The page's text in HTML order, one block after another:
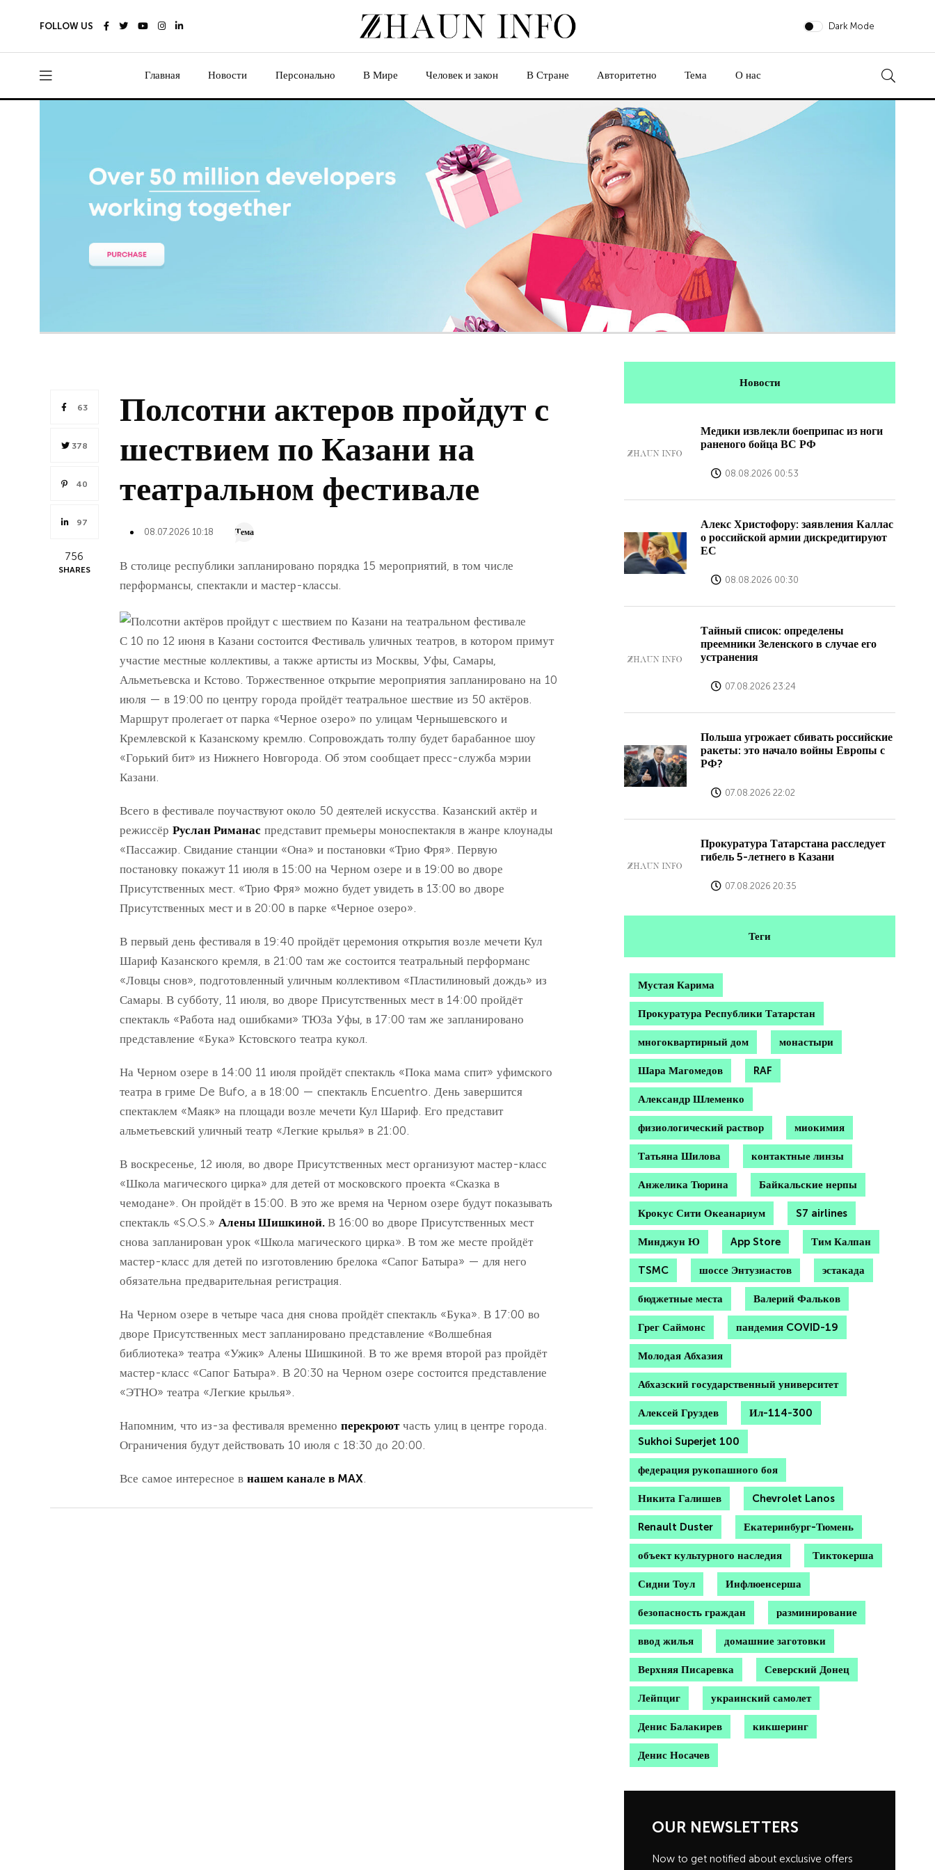
FOLLOW US Dark Mode
Главная Новости Персонально В Мире Человек и закон В Стране Авторитетно Тема О нас
63
378
40
97
756
SHARES
Полсотни актеров пройдут с
шествием по Казани на
театральном фестивале
08.07.2026 10:18 Тема
В столице республики запланировано порядка 15 мероприятий, в том числе
перформансы, спектакли и мастер-классы.
С 10 по 12 июня в Казани состоится Фестиваль уличных театров, в котором примут
участие местные коллективы, а также артисты из Москвы, Уфы, Самары,
Альметьевска и Кстово. Торжественное открытие мероприятия запланировано на 10
июля — в 19:00 по центру города пройдёт театральное шествие из 50 актёров.
Маршрут пролегает от парка «Черное озеро» по улицам Чернышевского и
Кремлевской к Казанскому кремлю. Сопровождать толпу будет барабанное шоу
«Горький бит» из Нижнего Новгорода. Об этом сообщает пресс-служба мэрии
Казани.
Всего в фестивале поучаствуют около 50 деятелей искусства. Казанский актёр и
режиссёр Руслан Риманас представит премьеры моноспектакля в жанре клоунады
«Пассажир. Свидание станции «Она» и постановки «Трио Фря». Первую
постановку покажут 11 июля в 15:00 на Черном озере и в 19:00 во дворе
Присутственных мест. «Трио Фря» можно будет увидеть в 13:00 во дворе
Присутственных мест и в 20:00 в парке «Черное озеро».
В первый день фестиваля в 19:40 пройдёт церемония открытия возле мечети Кул
Шариф Казанского кремля, в 21:00 там же состоится театральный перформанс
«Ловцы снов», подготовленный уличным коллективом «Пластилиновый дождь» из
Самары. В субботу, 11 июля, во дворе Присутственных мест в 14:00 пройдёт
спектакль «Работа над ошибками» ТЮЗа Уфы, в 17:00 там же запланировано
представление «Бука» Кстовского театра кукол.
На Черном озере в 14:00 11 июля пройдёт спектакль «Пока мама спит» уфимского
театра в гриме De Bufo, а в 18:00 — спектакль Encuentro. День завершится
спектаклем «Маяк» на площади возле мечети Кул Шариф. Его представит
альметьевский уличный театр «Легкие крылья» в 21:00.
В воскресенье, 12 июля, во дворе Присутственных мест организуют мастер-класс
«Школа магического цирка» для детей от московского проекта «Сказка в
чемодане». Он пройдёт в 15:00. В это же время на Черном озере будут показывать
спектакль «S.O.S.» Алены Шишкиной. В 16:00 во дворе Присутственных мест
снова запланирован урок «Школа магического цирка». В том же месте пройдёт
мастер-класс для детей по изготовлению брелока «Сапог Батыра» — для него
обязательна предварительная регистрация.
На Черном озере в четыре часа дня снова пройдёт спектакль «Бука». В 17:00 во
дворе Присутственных мест запланировано представление «Волшебная
библиотека» театра «Ужик» Алены Шишкиной. В то же время второй раз пройдёт
мастер-класс «Сапог Батыра». В 20:30 на Черном озере состоится представление
«ЭТНО» театра «Легкие крылья».
Напомним, что из-за фестиваля временно перекроютчасть улиц в центре города.
Ограничения будут действовать 10 июля с 18:30 до 20:00.
Все самое интересное в нашем канале в MAX.
Новости
Медики извлекли боеприпас из ноги
раненого бойца ВС РФ
08.08.2026 00:53
Алекс Христофору: заявления Каллас
о российской армии дискредитируют
ЕС
08.08.2026 00:30
Тайный список: определены
преемники Зеленского в случае его
устранения
07.08.2026 23:24
Польша угрожает сбивать российские
ракеты: это начало войны Европы с
РФ?
07.08.2026 22:02
Прокуратура Татарстана расследует
гибель 5-летнего в Казани
07.08.2026 20:35
Теги
Мустая Карима
Прокуратура Республики Татарстан
многоквартирный дом монастыри
Шара Магомедов RAF
Александр Шлеменко
физиологический раствор миокимия
Татьяна Шилова контактные линзы
Анжелика Тюрина Байкальские нерпы
Крокус Сити Океанариум S7 airlines
Минджун Ю App Store Тим Калпан
TSMC шоссе Энтузиастов эстакада
бюджетные места Валерий Фальков
Грег Саймонс пандемия COVID-19
Молодая Абхазия
Абхазский государственный университет
Алексей Груздев Ил-114-300
Sukhoi Superjet 100
федерация рукопашного боя
Никита Галишев Chevrolet Lanos
Renault Duster Екатеринбург-Тюмень
объект культурного наследия Тиктокерша
Сидни Тоул Инфлюенсерша
безопасность граждан разминирование
ввод жилья домашние заготовки
Верхняя Писаревка Северский Донец
Лейпциг украинский самолет
Денис Балакирев кикшеринг
Денис Носачев
OUR NEWSLETTERS
Now to get notified about exclusive offers